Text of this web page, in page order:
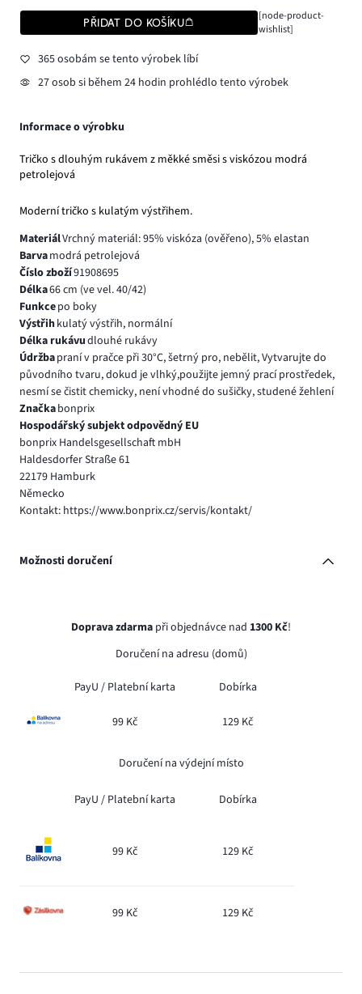
PŘIDAT DO KOŠÍKU
[node-product-
wishlist]
365 osobám se tento výrobek líbí
27 osob si během 24 hodin prohlédlo tento výrobek
Informace o výrobku
Tričko s dlouhým rukávem z měkké směsi s viskózou modrá
petrolejová
Moderní tričko s kulatým výstřihem.
MateriálVrchný materiál: 95% viskóza (ověřeno), 5% elastan
Barvamodrá petrolejová
Číslo zboží91908695
Délka66 cm (ve vel. 40/42)
Funkcepo boky
Výstřihkulatý výstřih, normální
Délka rukávudlouhé rukávy
Údržbapraní v pračce při 30°C, šetrný pro, nebělit, Vytvarujte do
původního tvaru, dokud je vlhký,použijte jemný prací prostředek,
nesmí se čistit chemicky, není vhodné do sušičky, studené žehlení
Značkabonprix
Hospodářský subjekt odpovědný EU
bonprix Handelsgesellschaft mbH
Haldesdorfer Straße 61
22179 Hamburk
Německo
Kontakt: https://www.bonprix.cz/servis/kontakt/
Možnosti doručení
Doprava zdarma při objednávce nad 1300 Kč!
Doručení na adresu (domů)
PayU / Platební karta Dobírka
99 Kč 129 Kč
Doručení na výdejní místo
PayU / Platební karta Dobírka
99 Kč 129 Kč
99 Kč 129 Kč